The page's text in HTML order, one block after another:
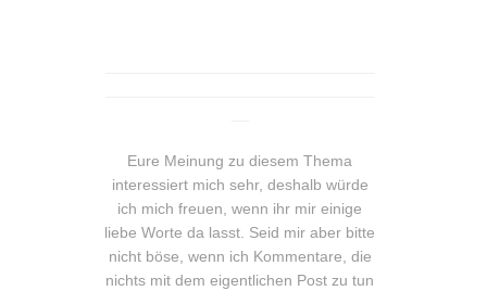
Eure Meinung zu diesem Thema
interessiert mich sehr, deshalb würde
ich mich freuen, wenn ihr mir einige
liebe Worte da lasst. Seid mir aber bitte
nicht böse, wenn ich Kommentare, die
nichts mit dem eigentlichen Post zu tun